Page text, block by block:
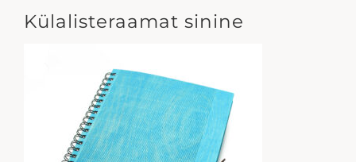
Külalisteraamat sinine